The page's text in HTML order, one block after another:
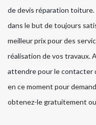
de devis réparation toiture.
dans le but de toujours
meilleur prix pour des
réalisation de vos travaux.
attendre pour le contacter
en ce moment pour
obtenez-le gratuitement